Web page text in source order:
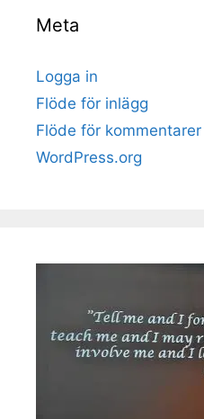
Meta
Logga in
Flöde för inlägg
Flöde för kommentarer
WordPress.org